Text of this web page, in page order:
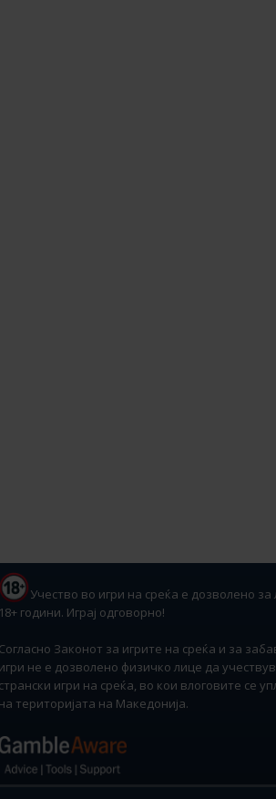
Учество во игри на среќа е дозволено за
18+ години. Играј одговорно!
Согласно Законот за игрите на среќа и за
игри не е дозволено физичко лице да
странски игри на среќа, во кои влоговите се
на територијата на Македонија.